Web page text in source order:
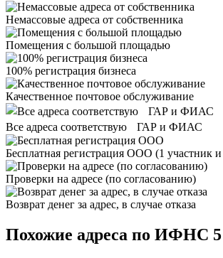
Немассовые адреса от собственника
Помещения с большой площадью
100% регистрация бизнеса
Качественное почтовое обслуживание
Все адреса соответствую ГАР и ФИАС
Бесплатная регистрация ООО (1 участник
Проверки на адресе (по согласованию)
Возврат денег за адрес, в случае отказа
Похожие адреса по ИФНС 5